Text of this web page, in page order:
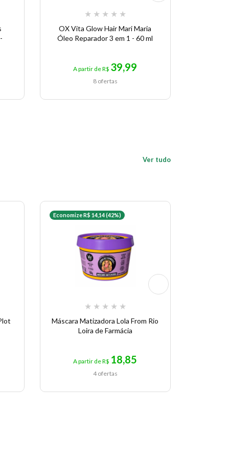
★ ★ ★ ★ ★
OX Vita Glow Hair Mari Maria
Óleo Reparador 3 em 1 - 60 ml
A partir de R$ 39,99
8 ofertas
Ver tudo
Economize R$ 14,14 (42%)
★ ★ ★ ★ ★
Máscara Matizadora Lola From Rio
Loira de Farmácia
A partir de R$ 18,85
4 ofertas